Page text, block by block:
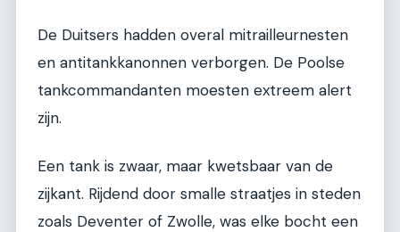
De Duitsers hadden overal mitrailleurnesten
en antitankkanonnen verborgen. De Poolse
tankcommandanten moesten extreem alert
zijn.
Een tank is zwaar, maar kwetsbaar van de
zijkant. Rijdend door smalle straatjes in steden
zoals Deventer of Zwolle, was elke bocht een